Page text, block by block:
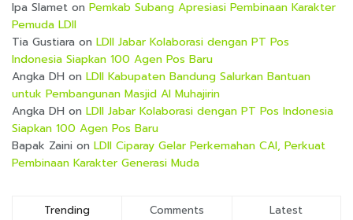
Ipa Slamet on Pemkab Subang Apresiasi Pembinaan Karakter
Pemuda LDII
Tia Gustiara on LDII Jabar Kolaborasi dengan PT Pos
Indonesia Siapkan 100 Agen Pos Baru
Angka DH on LDII Kabupaten Bandung Salurkan Bantuan
untuk Pembangunan Masjid Al Muhajirin
Angka DH on LDII Jabar Kolaborasi dengan PT Pos Indonesia
Siapkan 100 Agen Pos Baru
Bapak Zaini on LDII Ciparay Gelar Perkemahan CAI, Perkuat
Pembinaan Karakter Generasi Muda
Trending Comments Latest